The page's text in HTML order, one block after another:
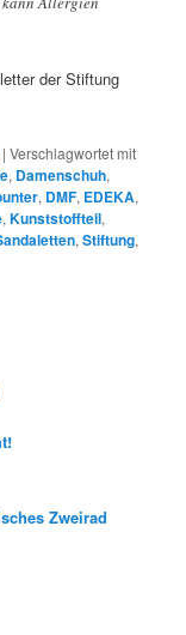
der Stiftung
|Verschlagwortet mit
, Damenschuh,
, DMF, EDEKA,
,Kunststoffteil,
,Stiftung,
Zweirad